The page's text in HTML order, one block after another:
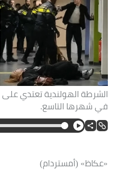
الشرطة الهولندية تعتدي
في شهرها التاسع.
«عكاظ» (أمستردام)